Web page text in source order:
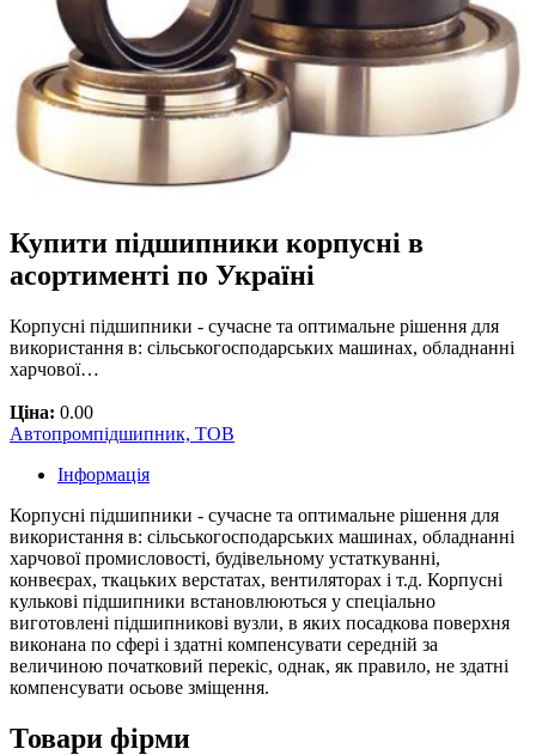
Купити підшипники корпусні в
асортименті по Україні
Корпусні підшипники - сучасне та оптимальне рішення для
використання в: сільськогосподарських машинах, обладнанні
харчової…
Ціна: 0.00
Автопромпідшипник, ТОВ
Інформація
Корпусні підшипники - сучасне та оптимальне рішення для
використання в: сільськогосподарських машинах, обладнанні
харчової промисловості, будівельному устаткуванні,
конвеєрах, ткацьких верстатах, вентиляторах і т.д. Корпусні
кулькові підшипники встановлюються у спеціально
виготовлені підшипникові вузли, в яких посадкова поверхня
виконана по сфері і здатні компенсувати середній за
величиною початковий перекіс, однак, як правило, не здатні
компенсувати осьове зміщення.
Товари фірми